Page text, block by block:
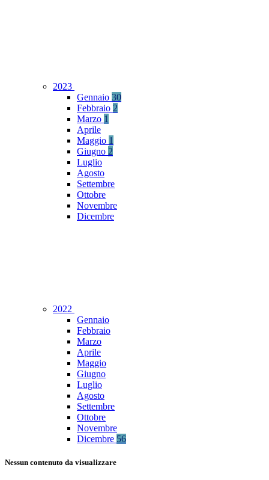
2023
Gennaio 30
Febbraio 2
Marzo 1
Aprile
Maggio 1
Giugno 2
Luglio
Agosto
Settembre
Ottobre
Novembre
Dicembre
2022
Gennaio
Febbraio
Marzo
Aprile
Maggio
Giugno
Luglio
Agosto
Settembre
Ottobre
Novembre
Dicembre 56
Nessun contenuto da visualizzare